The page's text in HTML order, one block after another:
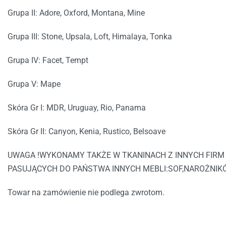
Grupa II: Adore, Oxford, Montana, Mine
Grupa III: Stone, Upsala, Loft, Himalaya, Tonka
Grupa IV: Facet, Tempt
Grupa V: Mape
Skóra Gr I: MDR, Uruguay, Rio, Panama
Skóra Gr II: Canyon, Kenia, Rustico, Belsoave
UWAGA !WYKONAMY TAKŻE W TKANINACH Z INNYCH FIRM
PASUJĄCYCH DO PAŃSTWA INNYCH
Towar na zamówienie nie podlega zwrotom.